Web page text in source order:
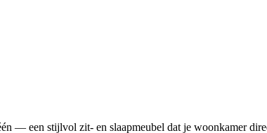
— een stijlvol zit- en slaapmeubel dat je woonkamer